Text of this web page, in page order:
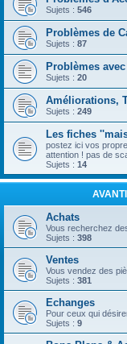
Sujets : 546
Problèmes de
Sujets : 87
Problèmes
Sujets : 20
Améliorations,
Sujets : 249
Les fiches
postez ici vos
attention ! pas de
Sujets : 14
Achats
Vous recherchez
Sujets : 398
Ventes
Vous vendez des
Sujets : 381
Echanges
Pour ceux qui
Sujets : 9